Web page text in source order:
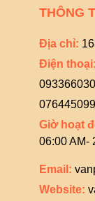
THÔNG
Địa chỉ:
Điện thoại:
Giờ hoạt
06:00 AM-
Email:
Website: